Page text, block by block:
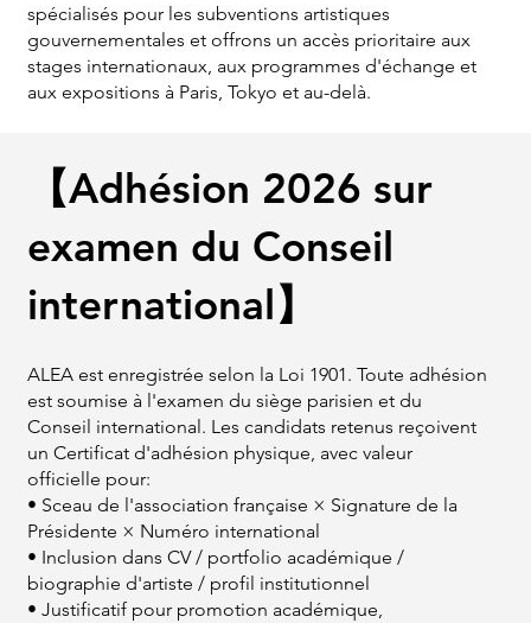
spécialisés pour les subventions artistiques
gouvernementales et offrons un accès prioritaire aux
stages internationaux, aux programmes d'échange et
aux expositions à Paris, Tokyo et au-delà.
【Adhésion 2026 sur
examen du Conseil
international】
ALEA est enregistrée selon la Loi 1901. Toute adhésion
est soumise à l'examen du siège parisien et du
Conseil international. Les candidats retenus reçoivent
un Certificat d'adhésion physique, avec valeur
officielle pour:
• Sceau de l'association française × Signature de la
Présidente × Numéro international
• Inclusion dans CV / portfolio académique /
biographie d'artiste / profil institutionnel
• Justificatif pour promotion académique,